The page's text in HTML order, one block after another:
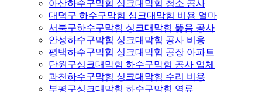
아산하수구막힘 싱크대막힘 청소 공사
대덕구 하수구막힘 싱크대막힘 비용 얼마
서북구하수구막힘 싱크대막힘 뚫음 공사
안성하수구막힘 싱크대막힘 공사 비용
평택하수구막힘 싱크대막힘 공장 아파트
단원구싱크대막힘 하수구막힘 공사 업체
과천하수구막힘 싱크대막힘 수리 비용
부평구싱크대막힘 하수구막힘 역류